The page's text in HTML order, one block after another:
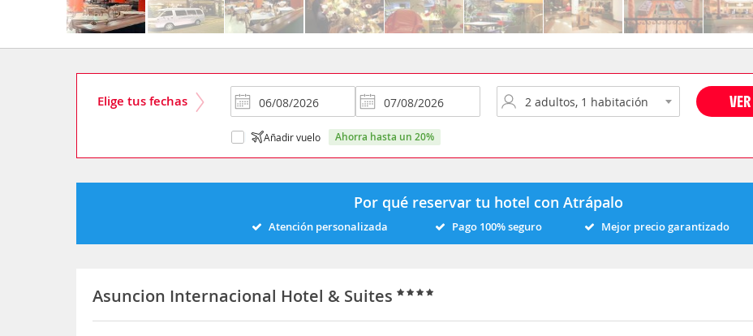
Elige tus fechas
Añadir vuelo ahorra hasta un 20%
Por qué reservar tu hotel con Atrápalo
Atención personalizada Pago 100% seguro Mejor precio garantizado
Asuncion Internacional Hotel & Suites